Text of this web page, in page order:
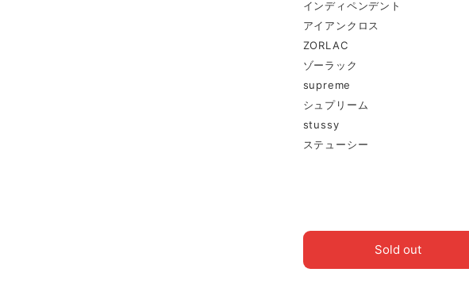
インディペンデント
アイアンクロス
ZORLAC
ゾーラック
supreme
シュプリーム
stussy
ステューシー
Sold out